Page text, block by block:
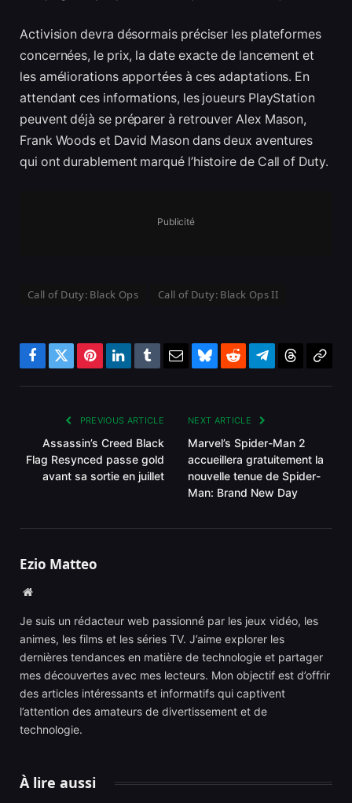
Activision devra désormais préciser les plateformes
concernées, le prix, la date exacte de lancement et
les améliorations apportées à ces adaptations. En
attendant ces informations, les joueurs PlayStation
peuvent déjà se préparer à retrouver Alex Mason,
Frank Woods et David Mason dans deux aventures
qui ont durablement marqué l’histoire de Call of Duty.
Publicité
Call of Duty: Black Ops Call of Duty: Black Ops II
Facebook
TwitterPinterestLinkedInTumblrEmailBlueskyRedditTelegram
PREVIOUS ARTICLE
Assassin’s Creed Black
Flag Resynced passe gold
avant sa sortie en juillet
NEXT ARTICLE
Marvel’s Spider-Man 2
accueillera gratuitement la
nouvelle tenue de Spider-
Man: Brand New Day
Ezio Matteo
Website
Je suis un rédacteur web passionné par les jeux vidéo, les
animes, les films et les séries TV. J’aime explorer les
dernières tendances en matière de technologie et partager
mes découvertes avec mes lecteurs. Mon objectif est d’offrir
des articles intéressants et informatifs qui captivent
l’attention des amateurs de divertissement et de
technologie.
À lire aussi